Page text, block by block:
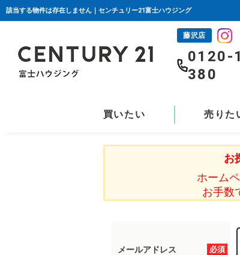
該当する物件は存在しません｜センチュリー21富士ハウジング
藤沢店
0120-
380
買いたい 売りた
お
ホーム
お手数
必須
メールアドレス